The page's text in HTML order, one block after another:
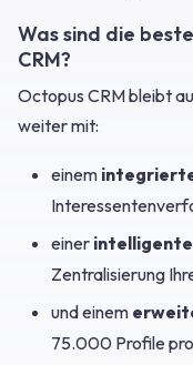
Was sind die
CRM?
Octopus CRM bleibt
weiter mit:
einem
einer
Zentralisierung
und einem
75.000 Profile